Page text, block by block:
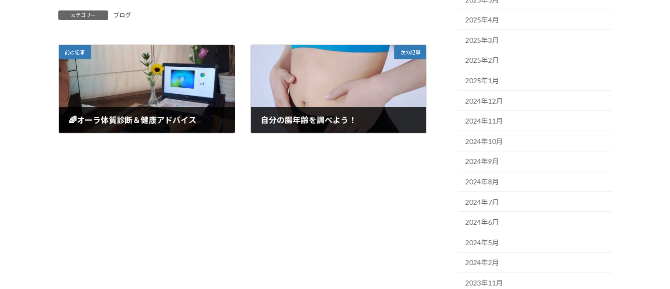
カテゴリー ブログ
前の記事
🌈オーラ体質診断＆健康アドバイス
次の記事
自分の腸年齢を調べよう！
2025年4月
2025年3月
2025年2月
2025年1月
2024年12月
2024年11月
2024年10月
2024年9月
2024年8月
2024年7月
2024年6月
2024年5月
2024年2月
2023年11月